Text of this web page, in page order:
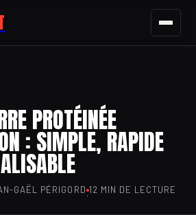
PROTÉINÉE
: SIMPLE, RAPIDE
GAËL PÉRIGORD·12 MIN DE LECTURE